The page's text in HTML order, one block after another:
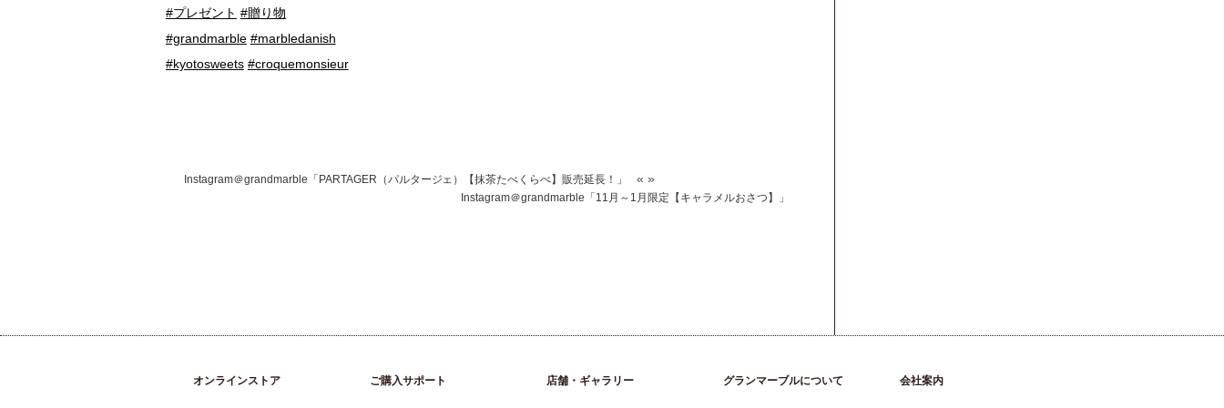
#プレゼント #贈り物
#grandmarble #marbledanish
#kyotosweets #croquemonsieur
«
Instagram＠grandmarble「PARTAGER（パルタージェ）【抹茶たべくらべ】販売延長！」
Instagram＠grandmarble「11月～1月限定【キャラメルおさつ】」
»
オンラインストア ご購入サポート 店舗・ギャラリー グランマーブルについて 会社案内